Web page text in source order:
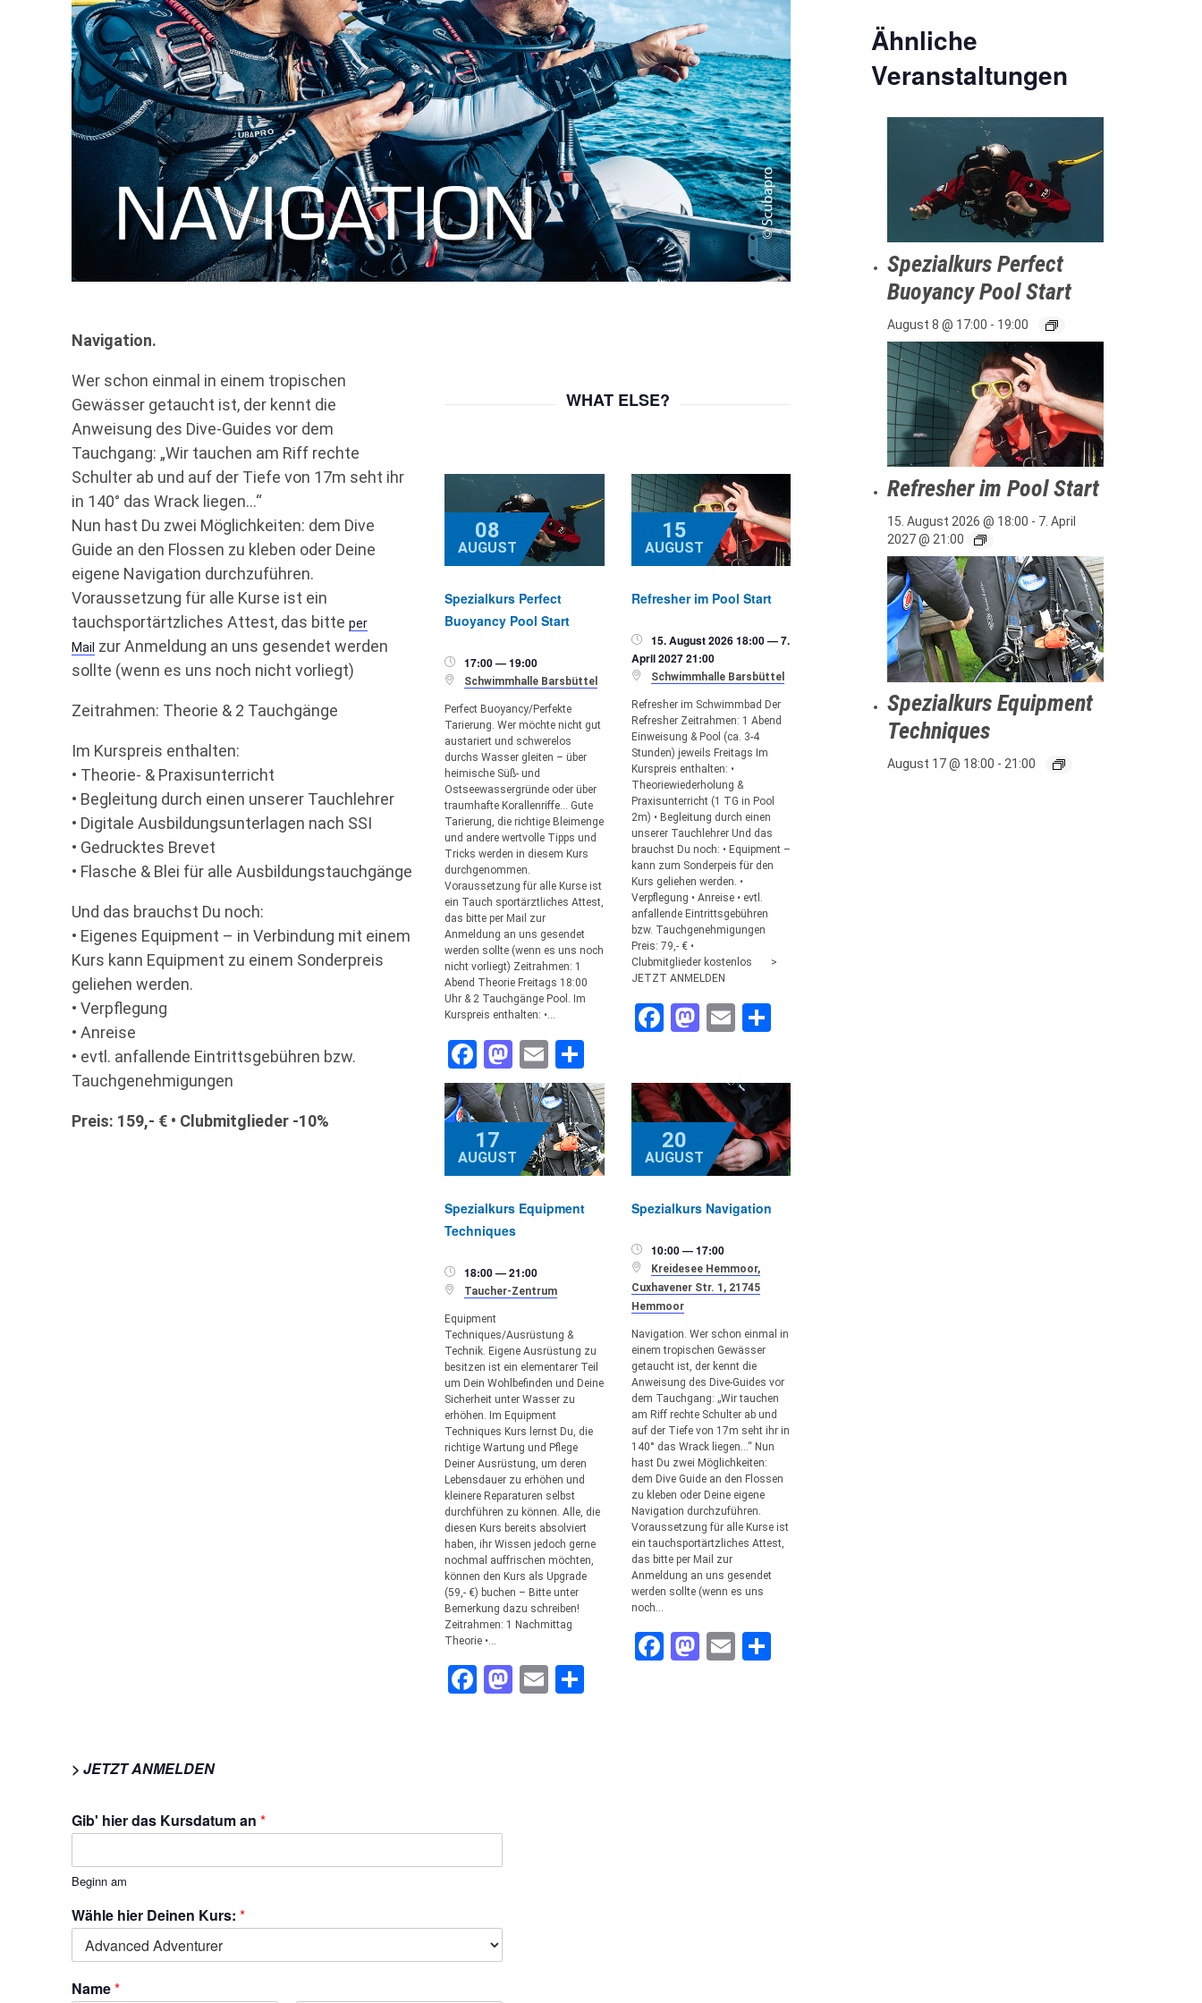
Navigation.
Wer schon einmal in einem tropischen
Gewässer getaucht ist, der kennt die
Anweisung des Dive-Guides vor dem
Tauchgang: „Wir tauchen am Riff rechte
Schulter ab und auf der Tiefe von 17m seht ihr
in 140° das Wrack liegen…“
Nun hast Du zwei Möglichkeiten: dem Dive
Guide an den Flossen zu kleben oder Deine
eigene Navigation durchzuführen.
Voraussetzung für alle Kurse ist ein
tauchsportärtzliches Attest, das bitte per
Mail zur Anmeldung an uns gesendet werden
sollte (wenn es uns noch nicht vorliegt)
Zeitrahmen: Theorie & 2 Tauchgänge
Im Kurspreis enthalten:
• Theorie- & Praxisunterricht
• Begleitung durch einen unserer Tauchlehrer
• Digitale Ausbildungsunterlagen nach SSI
• Gedrucktes Brevet
• Flasche & Blei für alle Ausbildungstauchgänge
Und das brauchst Du noch:
• Eigenes Equipment – in Verbindung mit einem
Kurs kann Equipment zu einem Sonderpreis
geliehen werden.
• Verpflegung
• Anreise
• evtl. anfallende Eintrittsgebühren bzw.
Tauchgenehmigungen
Preis: 159,- € • Clubmitglieder -10%
WHAT ELSE?
08
AUGUST
Spezialkurs Perfect
Buoyancy Pool Start
 17:00 — 19:00
 Schwimmhalle Barsbüttel
Perfect Buoyancy/Perfekte
Tarierung. Wer möchte nicht gut
austariert und schwerelos
durchs Wasser gleiten – über
heimische Süß- und
Ostseewassergründe oder über
traumhafte Korallenriffe… Gute
Tarierung, die richtige Bleimenge
und andere wertvolle Tipps und
Tricks werden in diesem Kurs
durchgenommen.
Voraussetzung für alle Kurse ist
ein Tauch sportärztliches Attest,
das bitte per Mail zur
Anmeldung an uns gesendet
werden sollte (wenn es uns noch
nicht vorliegt) Zeitrahmen: 1
Abend Theorie Freitags 18:00
Uhr & 2 Tauchgänge Pool. Im
Kurspreis enthalten: •…
Facebook
Mastodon
Email
15
AUGUST
Refresher im Pool Start

15. August 2026 18:00 — 7.
April 2027 21:00
 Schwimmhalle Barsbüttel
Refresher im Schwimmbad Der
Refresher Zeitrahmen: 1 Abend
Einweisung & Pool (ca. 3-4
Stunden) jeweils Freitags Im
Kurspreis enthalten: •
Theoriewiederholung &
Praxisunterricht (1 TG in Pool
2m) • Begleitung durch einen
unserer Tauchlehrer Und das
brauchst Du noch: • Equipment –
kann zum Sonderpeis für den
Kurs geliehen werden. •
Verpflegung • Anreise • evtl.
anfallende Eintrittsgebühren
bzw. Tauchgenehmigungen
Preis: 79,- € •
Clubmitglieder kostenlos >
JETZT ANMELDEN
Facebook
Mastodon
EmailTeilen
17
AUGUST
Spezialkurs Equipment
Techniques
 18:00 — 21:00
 Taucher-Zentrum
Equipment
Techniques/Ausrüstung &
Technik. Eigene Ausrüstung zu
besitzen ist ein elementarer Teil
um Dein Wohlbefinden und Deine
Sicherheit unter Wasser zu
erhöhen. Im Equipment
Techniques Kurs lernst Du, die
richtige Wartung und Pflege
Deiner Ausrüstung, um deren
Lebensdauer zu erhöhen und
kleinere Reparaturen selbst
durchführen zu können. Alle, die
diesen Kurs bereits absolviert
haben, ihr Wissen jedoch gerne
nochmal auffrischen möchten,
können den Kurs als Upgrade
(59,- €) buchen – Bitte unter
Bemerkung dazu schreiben!
Zeitrahmen: 1 Nachmittag
Theorie •…
Facebook
Mastodon
Email
20
AUGUST
Spezialkurs Navigation
 10:00 — 17:00

Kreidesee Hemmoor,
Cuxhavener Str. 1, 21745
Hemmoor
Navigation. Wer schon einmal in
einem tropischen Gewässer
getaucht ist, der kennt die
Anweisung des Dive-Guides vor
dem Tauchgang: „Wir tauchen
am Riff rechte Schulter ab und
auf der Tiefe von 17m seht ihr in
140° das Wrack liegen…“ Nun
hast Du zwei Möglichkeiten:
dem Dive Guide an den Flossen
zu kleben oder Deine eigene
Navigation durchzuführen.
Voraussetzung für alle Kurse ist
ein tauchsportärtzliches Attest,
das bitte per Mail zur
Anmeldung an uns gesendet
werden sollte (wenn es uns
noch…
Facebook
Mastodon
EmailTeilen
> JETZT ANMELDEN
Gib' hier das Kursdatum an *
Beginn am
Wähle hier Deinen Kurs: *
Name*
Ähnliche
Veranstaltungen
Spezialkurs Perfect
Buoyancy Pool Start
August 8 @ 17:00 - 19:00
Refresher im Pool Start
15. August 2026 @ 18:00 - 7. April
2027 @ 21:00
Spezialkurs Equipment
Techniques
August 17 @ 18:00 - 21:00